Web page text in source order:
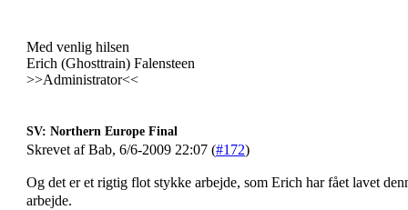
Med venlig hilsen
Erich (Ghosttrain) Falensteen
>>Administrator<<
SV: Northern Europe Final
Skrevet af Bab, 6/6-2009 22:07 (#172)
Og det er et rigtig flot stykke arbejde, som Erich har fået lavet
arbejde.